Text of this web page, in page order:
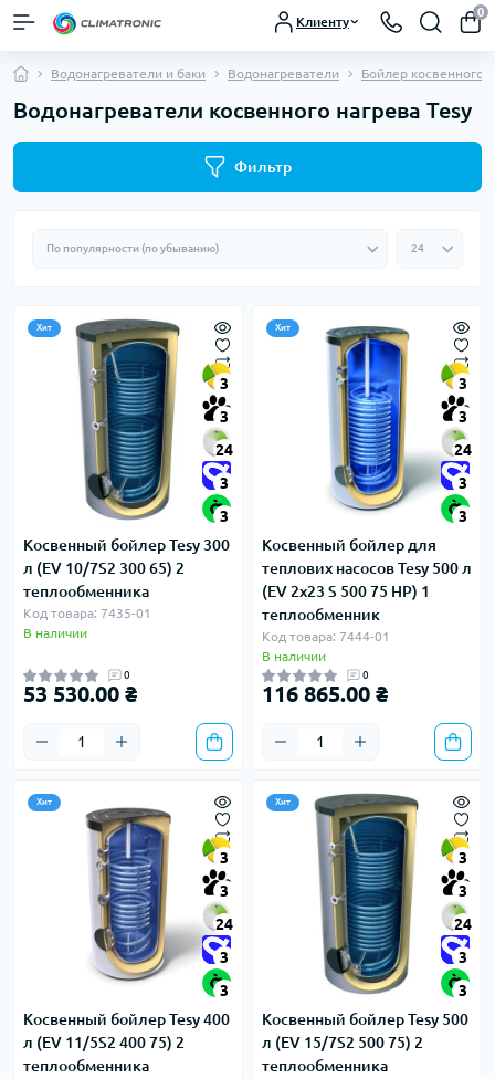
Клиенту
0
Водонагреватели и баки Водонагреватели Бойлер косвенного
Водонагреватели косвенного нагрева Tesy
Фильтр
Хит
3
3
24
3
3
Косвенный бойлер Tesy 300
л (EV 10/7S2 300 65) 2
теплообменника
Код товара: 7435-01
В наличии
0
53 530.00 ₴
Хит
3
3
24
3
3
Косвенный бойлер для
теплових насосов Tesy 500 л
(EV 2x23 S 500 75 HP) 1
теплообменник
Код товара: 7444-01
В наличии
0
116 865.00 ₴
Хит
3
3
24
3
3
Косвенный бойлер Tesy 400
л (EV 11/5S2 400 75) 2
теплообменника
Хит
3
3
24
3
3
Косвенный бойлер Tesy 500
л (EV 15/7S2 500 75) 2
теплообменника